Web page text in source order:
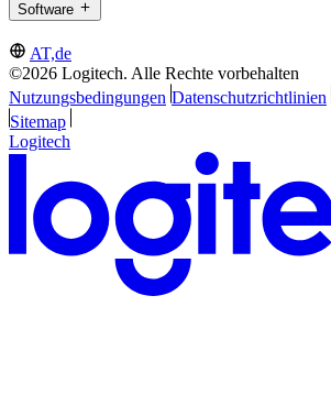
Software
AT,de
©2026 Logitech. Alle Rechte vorbehalten
Nutzungsbedingungen Datenschutzrichtlinien
Sitemap
Logitech